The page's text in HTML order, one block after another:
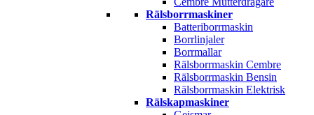
Rälsborrmaskiner
Batteriborrmaskin
Borrlinjaler
Borrmallar
Rälsborrmaskin Cembre
Rälsborrmaskin Bensin
Rälsborrmaskin Elektrisk
Rälskapmaskiner